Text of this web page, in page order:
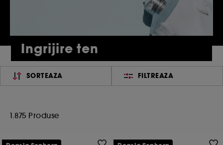
Ingrijire ten
SORTEAZA FILTREAZA
1.875 Produse